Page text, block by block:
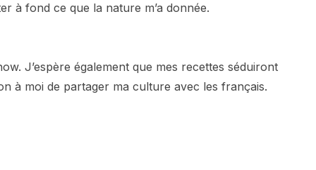
à fond ce que la nature m’a donnée.
J’espère également que mes recettes séduiront
à moi de partager ma culture avec les français.